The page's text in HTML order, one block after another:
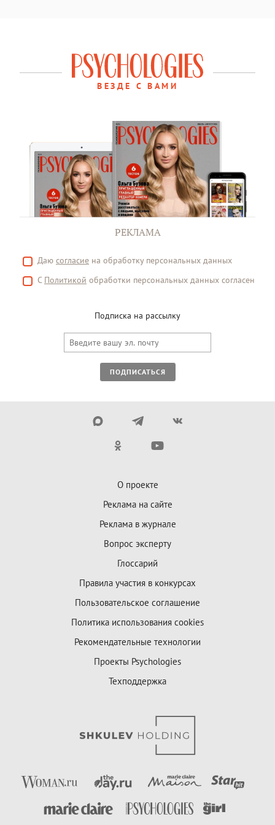
ВЕЗДЕ С ВАМИ
РЕКЛАМА
Даю согласие на обработку персональных данных
С Политикой обработки персональных данных согласен
Подписка на рассылку
ПОДПИСАТЬСЯ
О проекте
Реклама на сайте
Реклама в журнале
Вопрос эксперту
Глоссарий
Правила участия в конкурсах
Пользовательское соглашение
Политика использования cookies
Рекомендательные технологии
Проекты Psychologies
Техподдержка